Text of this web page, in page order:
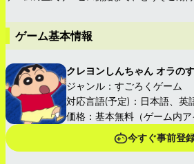
ゲーム基本情報
クレヨンしんちゃん オラの
ジャンル：すごろくゲーム
対応言語(予定)：日本語、英
価格：基本無料（ゲーム内ア
今すぐ事前登